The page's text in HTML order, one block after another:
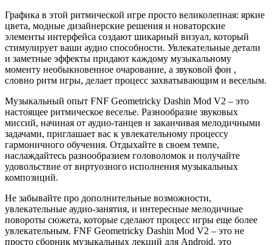
Графика в этой ритмической игре просто великолепная: яркие
цвета, модные дизайнерские решения и новаторские
элементы интерфейса создают шикарный визуал, который
стимулирует ваши аудио способности. Увлекательные детали
и заметные эффекты придают каждому музыкальному
моменту необыкновенное очарование, а звуковой фон ,
словно ритм игры, делает процесс захватывающим и веселым.
Музыкальный опыт FNF Geometricky Dashin Mod V2 – это
настоящее ритмическое веселье. Разнообразие звуковых
миссий, начиная от аудио-танцев и заканчивая мелодичными
задачами, приглашает вас к увлекательному процессу
гармоничного обучения. Отдыхайте в своем темпе,
наслаждайтесь разнообразием головоломок и получайте
удовольствие от виртуозного исполнения музыкальных
композиций.
Не забывайте про дополнительные возможности,
увлекательные аудио-занятия, и интересные мелодичные
повороты сюжета, которые сделают процесс игры еще более
увлекательным. FNF Geometricky Dashin Mod V2 – это не
просто сборник музыкальных лекций для Android, это